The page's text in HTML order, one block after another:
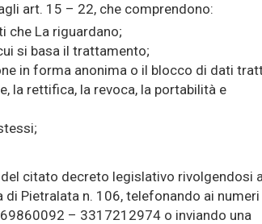
art. 15 – 22, che comprendono:
che La riguardano;
si basa il trattamento;
in forma anonima o il blocco di dati
la rettifica, la revoca, la portabilità e
citato decreto legislativo rivolgendosi
di Pietralata n. 106, telefonando ai
– 3317212974 o inviando una